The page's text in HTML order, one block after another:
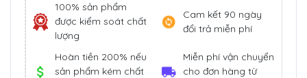
100% sản phẩm
được kiểm soát chất
lượng
Cam kết 90 ngày
đổi trả miễn phí
Hoàn tiền 200% nếu
sản phẩm kém chất
Miễn phí vận chuyển
cho đơn hàng từ